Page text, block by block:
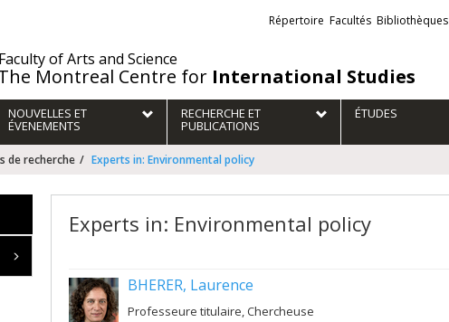
Faculty of Arts and Science
Montreal Centre for International Studies
Liens
externes
Répertoire Facultés Bibliothèques
NOUVELLES ET
ÉVENEMENTS
RECHERCHE ET
PUBLICATIONS
ÉTUDES
de recherche Experts in: Environmental policy
Experts in: Environmental policy
BHERER, Laurence
Professeure titulaire, Chercheuse